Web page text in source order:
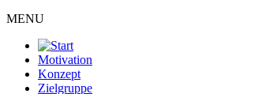
MENU
Motivation
Konzept
Zielgruppe